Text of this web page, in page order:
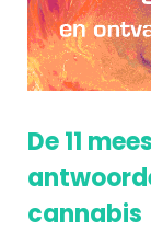
De 11
cannabis